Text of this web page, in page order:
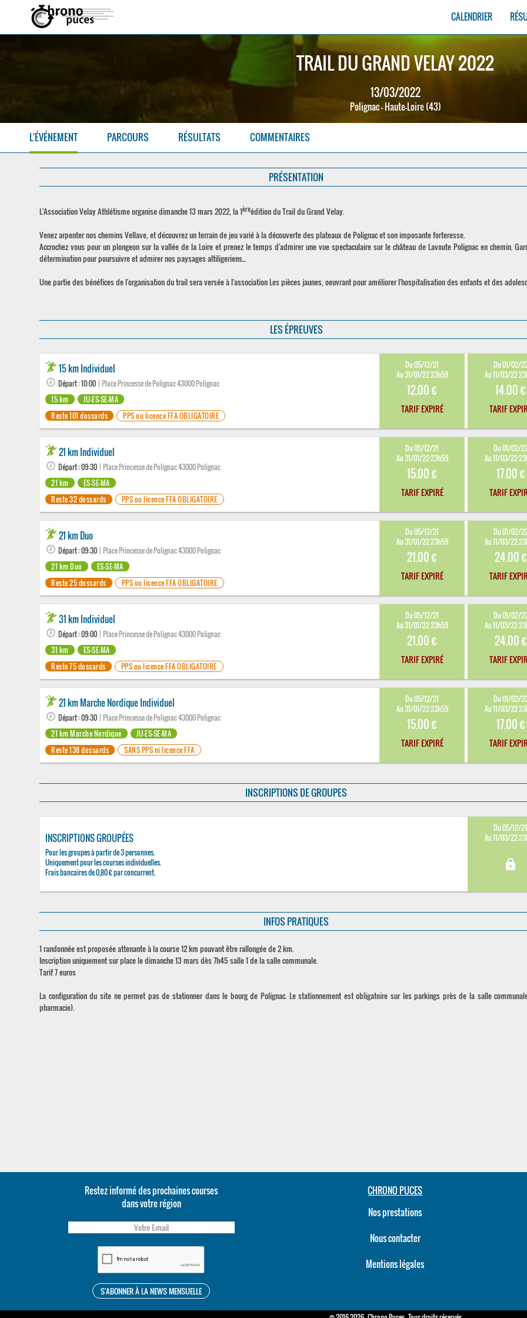
CALENDRIER
TRAIL DU GRAND VELAY 2022
13/03/2022
Polignac - Haute-Loire (43)
L'ÉVÉNEMENT PARCOURS RÉSULTATS COMMENTAIRES
PRÉSENTATION
L'Association Velay Athlétisme organise dimanche 13 mars 2022, la 1èreédition du Trail du Grand Velay.
Venez arpenter nos chemins Vellave, et découvrez un terrain de jeu varié à la découverte des plateaux de Polignac et son imposante forteresse.
Accrochez vous pour un plongeon sur la vallée de la Loire et prenez le temps d'admirer une vue spectaculaire sur le château de Lavoute Polignac en chemin.
détermination pour poursuivre et admirer nos paysages altiligeriens...
Une partie des bénéfices de l'organisation du trail sera versée à l'association Les pièces jaunes, oeuvrant pour améliorer l'hospitalisation des enfants et des
LES ÉPREUVES
15 km Individuel
Départ : 10:00 | Place Princesse de Polignac 43000 Polignac
15 km
JU-ES-SE-MA
Reste 101 dossards
PPS ou licence FFA OBLIGATOIRE
Du 05/12/21
Au 31/01/22 23h59
12.00 €
TARIF EXPIRÉ
Du 01/02/
Au 11/03/22
14.00 €
TARIF
21 km Individuel
Départ : 09:30 | Place Princesse de Polignac 43000 Polignac
21 km
ES-SE-MA
Reste 32 dossards
PPS ou licence FFA OBLIGATOIRE
Du 05/12/21
Au 31/01/22 23h59
15.00 €
TARIF EXPIRÉ
Du 01/02/
Au 11/03/22
17.00 €
TARIF
21 km Duo
Départ : 09:30 | Place Princesse de Polignac 43000 Polignac
21 km Duo
ES-SE-MA
Reste 25 dossards
PPS ou licence FFA OBLIGATOIRE
Du 05/12/21
Au 31/01/22 23h59
21.00 €
TARIF EXPIRÉ
Du 01/02/
Au 11/03/22
24.00 €
TARIF
31 km Individuel
Départ : 09:00 | Place Princesse de Polignac 43000 Polignac
31 km
ES-SE-MA
Reste 75 dossards
PPS ou licence FFA OBLIGATOIRE
Du 05/12/21
Au 31/01/22 23h59
21.00 €
TARIF EXPIRÉ
Du 01/02/
Au 11/03/22
24.00 €
TARIF
21 km Marche Nordique Individuel
Départ : 09:30 | Place Princesse de Polignac 43000 Polignac
21 km Marche Nordique
JU-ES-SE-MA
Reste 138 dossards
SANS PPS ni licence FFA
Du 05/12/21
Au 31/01/22 23h59
15.00 €
TARIF EXPIRÉ
Du 01/02/
Au 11/03/22
17.00 €
TARIF
INSCRIPTIONS DE GROUPES
INSCRIPTIONS GROUPÉES
Pour les groupes à partir de 3 personnes.
Uniquement pour les courses individuelles.
Frais bancaires de 0,80 € par concurrent.
Du 05/12/21
Au 11/03/22
lock
INFOS PRATIQUES
1 randonnée est proposée attenante à la course 12 km pouvant être rallongée de 2 km.
Inscription uniquement sur place le dimanche 13 mars dès 7h45 salle 1 de la salle communale.
Tarif 7 euros
La configuration du site ne permet pas de stationner dans le bourg de Polignac. Le stationnement est obligatoire sur les parkings près de la salle
pharmacie).
Restez informé des prochaines courses
dans votre région
CHRONO PUCES
Nos prestations
Nous contacter
Mentions légales